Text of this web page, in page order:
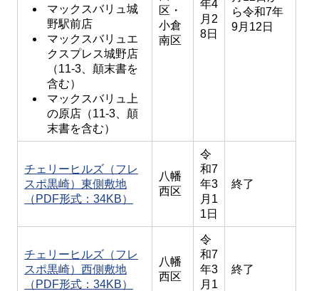
マックスバリュ城
野駅前店
マックスバリュエ
クスプレス城野店
（11-3、顛末書を
含む）
マックスバリュ上
の原店（11-3、顛
末書を含む）
区・
小倉
南区
年4
月2
8日
ら令和7年
9月12日
チェリーヒルズ（フレ
スポ黒崎）東側敷地
（PDF形式：34KB）
八幡
西区
令
和7
年3
月1
1日
終了
チェリーヒルズ（フレ
スポ黒崎）西側敷地
（PDF形式：34KB）
八幡
西区
令
和7
年3
月1
終了